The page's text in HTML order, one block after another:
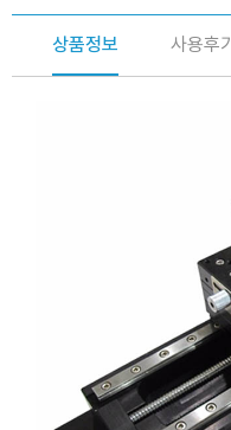
상품정보 사용후기